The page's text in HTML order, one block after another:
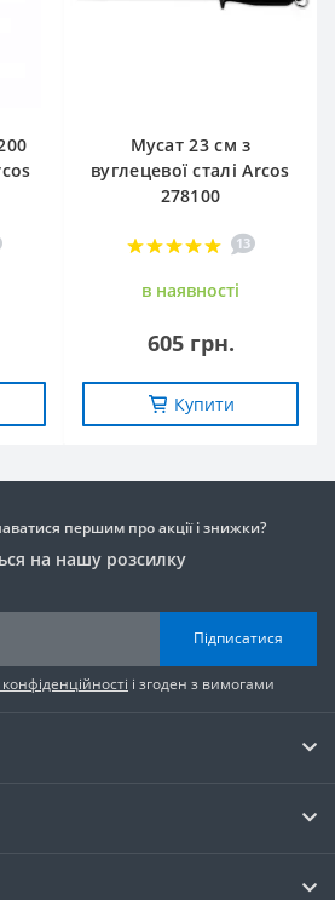
Мусат 23 см з
вуглецевої сталі Arcos
278100
13
в наявностi
605 грн.
Купити
першим про акції і знижки?
на нашу розсилку
Підписатися
і згоден з вимогами